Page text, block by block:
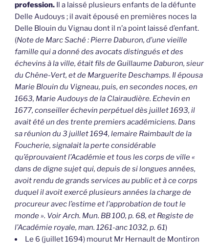
profession. Il a laissé plusieurs enfants de la défunte
Delle Audouys ; il avait épousé en premières noces la
Delle Blouin du Vignau dont il n’a point laissé d’enfant.
(Note de Marc Saché : Pierre Daburon, d’une vieille
famille qui a donné des avocats distingués et des
échevins à la ville, était fils de Guillaume Daburon, sieur
du Chêne-Vert, et de Marguerite Deschamps. Il épousa
Marie Blouin du Vigneau, puis, en secondes noces, en
1663, Marie Audouys de la Clairaudière. Echevin en
1677, conseiller échevin perpétuel dès juillet 1693, il
avait été un des trente premiers académiciens. Dans
sa réunion du 3 juillet 1694, lemaire Raimbault de la
Foucherie, signalait la perte considérable
qu’éprouvaient l’Académie et tous les corps de ville «
dans de digne sujet qui, depuis de si longues années,
avoit rendu de grands services au public et à ce corps
duquel il avoit exercé plusieurs années la charge de
procureur avec l’estime et l’approbation de tout le
monde ». Voir Arch. Mun. BB 100, p. 68, et Registe de
l’Académie royale, man. 1261-anc 1032, p. 61)
Le 6 (juillet 1694) mourut Mr Hernault de Montiron